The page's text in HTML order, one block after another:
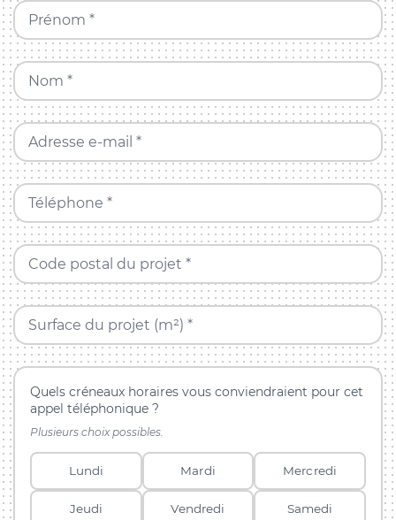
Prénom *
Nom *
Adresse e-mail *
Téléphone *
Code postal du projet *
Surface du projet (m²) *
Quels créneaux horaires vous conviendraient pour cet
appel téléphonique ?
Plusieurs choix possibles.
Lundi Mardi Mercredi
Jeudi Vendredi Samedi